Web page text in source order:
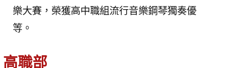
樂大賽，榮獲高中職組流行音樂鋼琴獨奏優
等。
高職部